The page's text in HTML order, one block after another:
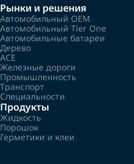
Рынки и решения
Автомобильный OEM
Автомобильный Tier One
Автомобильные батареи
Дерево
ACE
Железные дороги
Промышленность
Транспорт
Специальности
Продукты
Жидкость
Порошок
Герметики и клеи